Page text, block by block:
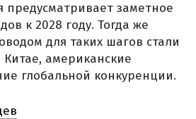
предусматривает заметное
к 2028 году. Тогда же
для таких шагов стали
американские
глобальной конкуренции.